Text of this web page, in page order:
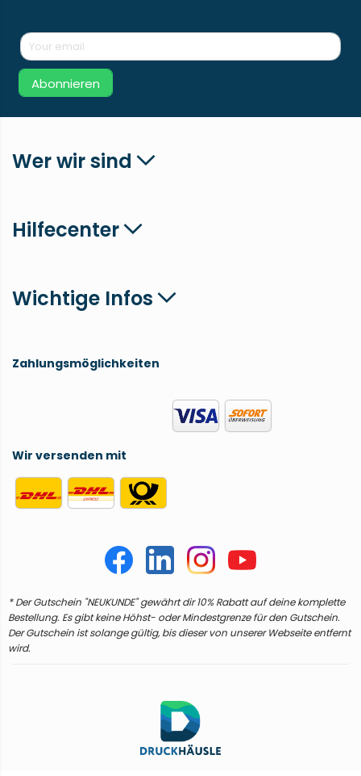
Abonnieren
Wer wir sind
Hilfecenter
Wichtige Infos
Zahlungsmöglichkeiten
Wir versenden mit
* Der Gutschein "NEUKUNDE" gewährt dir 10% Rabatt auf deine komplette
Bestellung. Es gibt keine Höhst- oder Mindestgrenze für den Gutschein.
Der Gutschein ist solange gültig, bis dieser von unserer Webseite entfernt
wird.